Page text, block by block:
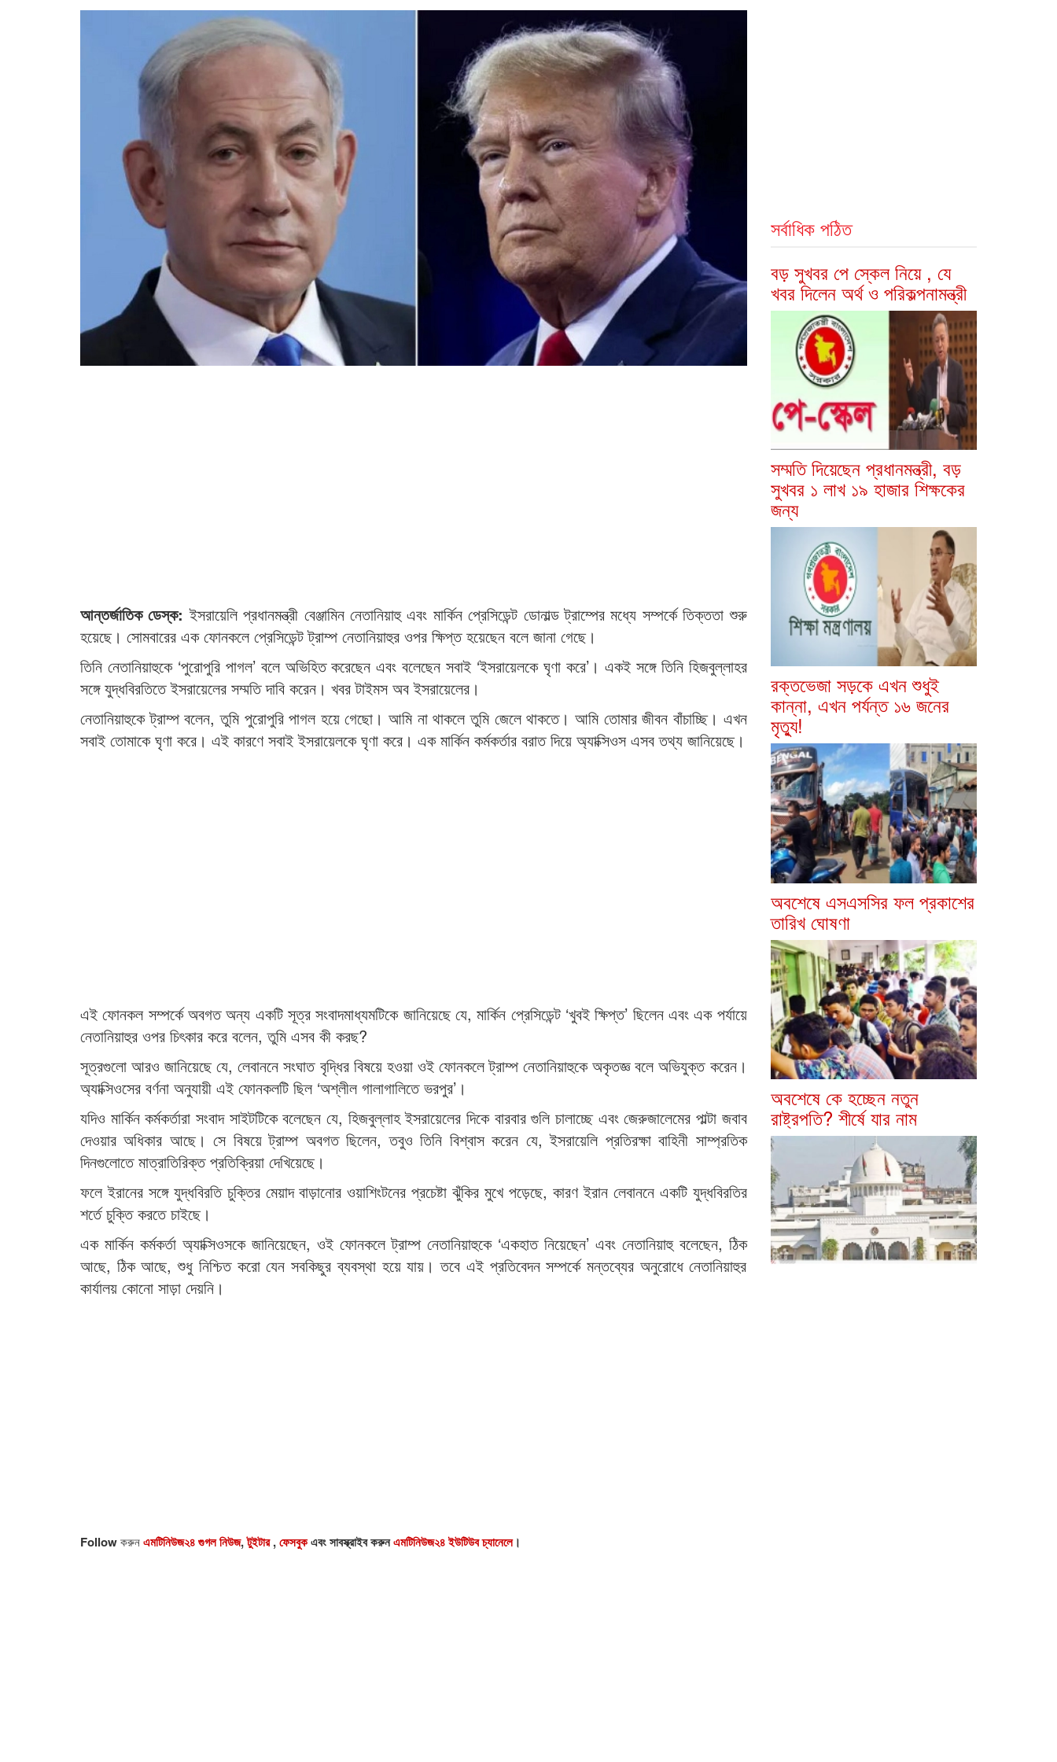
আন্তর্জাতিক ডেস্ক:ইসরায়েলি প্রধানমন্ত্রী বেঞ্জামিন নেতানিয়াহু এবং মার্কিন প্রেসিডেন্ট ডোনাল্ড ট্রাম্পের মধ্যে সম্পর্কে তিক্ততা শুরু
হয়েছে। সোমবারের এক ফোনকলে প্রেসিডেন্ট ট্রাম্প নেতানিয়াহুর ওপর ক্ষিপ্ত হয়েছেন বলে জানা গেছে।
তিনি নেতানিয়াহুকে ‘পুরোপুরি পাগল’ বলে অভিহিত করেছেন এবং বলেছেন সবাই ‘ইসরায়েলকে ঘৃণা করে’। একই সঙ্গে তিনি হিজবুল্লাহর
সঙ্গে যুদ্ধবিরতিতে ইসরায়েলের সম্মতি দাবি করেন। খবর টাইমস অব ইসরায়েলের।
নেতানিয়াহুকে ট্রাম্প বলেন, তুমি পুরোপুরি পাগল হয়ে গেছো। আমি না থাকলে তুমি জেলে থাকতে। আমি তোমার জীবন বাঁচাচ্ছি। এখন
সবাই তোমাকে ঘৃণা করে। এই কারণে সবাই ইসরায়েলকে ঘৃণা করে। এক মার্কিন কর্মকর্তার বরাত দিয়ে অ্যাক্সিওস এসব তথ্য জানিয়েছে।
এই ফোনকল সম্পর্কে অবগত অন্য একটি সূত্র সংবাদমাধ্যমটিকে জানিয়েছে যে, মার্কিন প্রেসিডেন্ট ‘খুবই ক্ষিপ্ত’ ছিলেন এবং এক পর্যায়ে
নেতানিয়াহুর ওপর চিৎকার করে বলেন, তুমি এসব কী করছ?
সূত্রগুলো আরও জানিয়েছে যে, লেবাননে সংঘাত বৃদ্ধির বিষয়ে হওয়া ওই ফোনকলে ট্রাম্প নেতানিয়াহুকে অকৃতজ্ঞ বলে অভিযুক্ত করেন।
অ্যাক্সিওসের বর্ণনা অনুযায়ী এই ফোনকলটি ছিল ‘অশ্লীল গালাগালিতে ভরপুর’।
যদিও মার্কিন কর্মকর্তারা সংবাদ সাইটটিকে বলেছেন যে, হিজবুল্লাহ ইসরায়েলের দিকে বারবার গুলি চালাচ্ছে এবং জেরুজালেমের পাল্টা জবাব
দেওয়ার অধিকার আছে। সে বিষয়ে ট্রাম্প অবগত ছিলেন, তবুও তিনি বিশ্বাস করেন যে, ইসরায়েলি প্রতিরক্ষা বাহিনী সাম্প্রতিক
দিনগুলোতে মাত্রাতিরিক্ত প্রতিক্রিয়া দেখিয়েছে।
ফলে ইরানের সঙ্গে যুদ্ধবিরতি চুক্তির মেয়াদ বাড়ানোর ওয়াশিংটনের প্রচেষ্টা ঝুঁকির মুখে পড়েছে, কারণ ইরান লেবাননে একটি যুদ্ধবিরতির
শর্তে চুক্তি করতে চাইছে।
এক মার্কিন কর্মকর্তা অ্যাক্সিওসকে জানিয়েছেন, ওই ফোনকলে ট্রাম্প নেতানিয়াহুকে ‘একহাত নিয়েছেন’ এবং নেতানিয়াহু বলেছেন, ঠিক
আছে, ঠিক আছে, শুধু নিশ্চিত করো যেন সবকিছুর ব্যবস্থা হয়ে যায়। তবে এই প্রতিবেদন সম্পর্কে মন্তব্যের অনুরোধে নেতানিয়াহুর
কার্যালয় কোনো সাড়া দেয়নি।
Followকরুনএমটিনিউজ২৪ গুগল নিউজ,টুইটার,ফেসবুকএবং সাবস্ক্রাইব করুনএমটিনিউজ২৪ ইউটিউব চ্যানেলে।
সর্বাধিক পঠিত
বড় সুখবর পে স্কেল নিয়ে , যে
খবর দিলেন অর্থ ও পরিকল্পনামন্ত্রী
সম্মতি দিয়েছেন প্রধানমন্ত্রী, বড়
সুখবর ১ লাখ ১৯ হাজার শিক্ষকের
জন্য
রক্তভেজা সড়কে এখন শুধুই
কান্না, এখন পর্যন্ত ১৬ জনের
মৃত্যু!
অবশেষে এসএসসির ফল প্রকাশের
তারিখ ঘোষণা
অবশেষে কে হচ্ছেন নতুন
রাষ্ট্রপতি? শীর্ষে যার নাম